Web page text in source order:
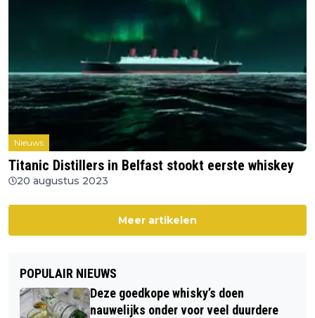
Nieuws
Titanic Distillers in Belfast stookt eerste whiskey
20 augustus 2023
Meer artikelen
POPULAIR NIEUWS
Deze goedkope whisky’s doen
nauwelijks onder voor veel duurdere